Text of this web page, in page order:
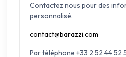
Contactez nous pour des
personnalisé.
contact@barazzi.com
Par téléphone +33 2 52 44 52